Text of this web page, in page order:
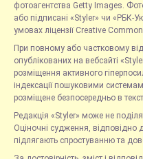
фотоагентства Getty Images.
або підписані «Styler» чи «РБК-
умовах ліцензії Creative
При повному або частковому
опублікованих на вебсайті
розміщення активного
індексації пошуковими
розміщене безпосередньо в
Редакція «Styler» може не
Оціночні судження, відповідно
підлягають спростуванню та